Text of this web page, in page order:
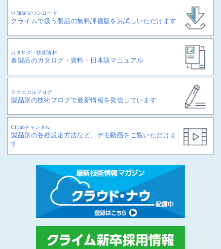
評価版ダウンロード
クライムで扱う製品の無料評価版をお試しいただけます
カタログ・技術資料
各製品のカタログ・資料・日本語マニュアル
テクニカルブログ
製品別の技術ブログで最新情報を発信しています
Climbチャンネル
製品別の各種設定方法など、デモ動画をご覧いただけま
す